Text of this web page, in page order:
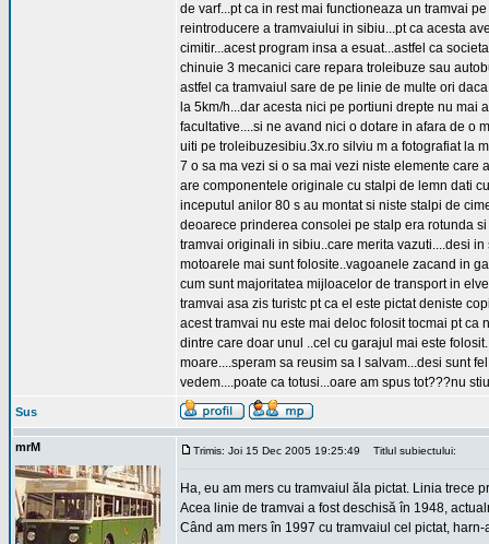
de varf...pt ca in rest mai functioneaza un tramvai
reintroducere a tramvaiului in sibiu...pt ca acesta
cimitir...acest program insa a esuat...astfel ca
chinuie 3 mecanici care repara troleibuze sau
astfel ca tramvaiul sare de pe linie de multe ori
la 5km/h...dar acesta nici pe portiuni drepte nu
facultative....si ne avand nici o dotare in afara de o
uiti pe troleibuzesibiu.3x.ro silviu m a fotografiat la
7 o sa ma vezi si o sa mai vezi niste elemente care
are componentele originale cu stalpi de lemn dati
inceputul anilor 80 s au montat si niste stalpi de
deoarece prinderea consolei pe stalp era rotunda
tramvai originali in sibiu..care merita vazuti....desi
motoarele mai sunt folosite..vagoanele zacand in
cum sunt majoritatea mijloacelor de transport in
tramvai asa zis turistc pt ca el este pictat deniste
acest tramvai nu este mai deloc folosit tocmai pt ca
dintre care doar unul ..cel cu garajul mai este
moare....speram sa reusim sa l salvam...desi sunt
vedem....poate ca totusi...oare am spus tot???nu
Sus
mrM Trimis: Joi 15 Dec 2005 19:25:49 Titlul subiectului:
Ha, eu am mers cu tramvaiul ăla pictat. Linia trece
Acea linie de tramvai a fost deschisă în 1948,
Când am mers în 1997 cu tramvaiul cel pictat,